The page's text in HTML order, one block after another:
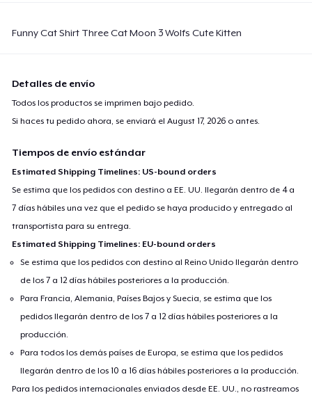
Funny Cat Shirt Three Cat Moon 3 Wolfs Cute Kitten
Detalles de envío
Todos los productos se imprimen bajo pedido.
Si haces tu pedido ahora, se enviará elAugust 17, 2026 o antes.
Tiempos de envío estándar
Estimated Shipping Timelines: US-bound orders
Se estima que los pedidos con destino a EE. UU. llegarán dentro de 4 a
7 días hábiles una vez que el pedido se haya producido y entregado al
transportista para su entrega.
Estimated Shipping Timelines: EU-bound orders
Se estima que los pedidos con destino al Reino Unido llegarán dentro
de los 7 a 12 días hábiles posteriores a la producción.
Para Francia, Alemania, Países Bajos y Suecia, se estima que los
pedidos llegarán dentro de los 7 a 12 días hábiles posteriores a la
producción.
Para todos los demás países de Europa, se estima que los pedidos
llegarán dentro de los 10 a 16 días hábiles posteriores a la producción.
Para los pedidos internacionales enviados desde EE. UU., no rastreamos